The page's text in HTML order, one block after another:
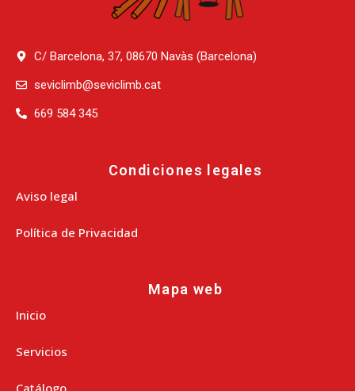
C/ Barcelona, 37, 08670 Navàs (Barcelona)
seviclimb@seviclimb.cat
669 584 345
Condiciones legales
Aviso legal
Política de Privacidad
Mapa web
Inicio
Servicios